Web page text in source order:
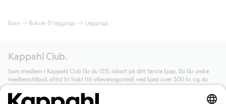
automatisk etter at du har logget inn og er identifisert som
hjemlevering med Helthjem koster 49 NOK og 99 NOK for
hjemlevering med Bring uansett hvor mye du handler for.
Les mer
og andre betalingsmåter.
generelle vilkår.Les mer om Klarnas betalingsvilkår
lenke).
Les mer
Barn Bukser & leggings Leggings
Kappahl Club.
Som medlem i Kappahl Club får du 15% rabatt på ditt første kjøp. Du får unike
medlemstilbud, alltid fri frakt (til utleveringssted) ved kjøp over 500 kr, og du
samler poeng på alle dine kjøp og aktiviteter.